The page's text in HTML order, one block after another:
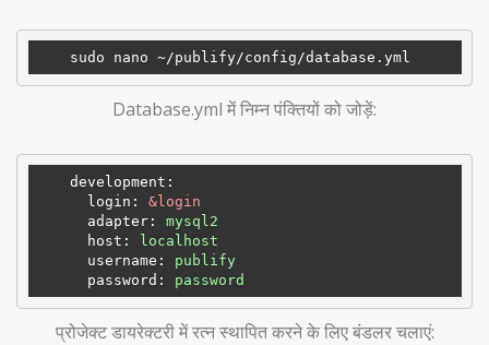
    sudo nano ~
/publify/
Database.yml में निम्न पंक्तियों को जोड़ें:
development:
login:
&login
adapter:
mysql2
host:
localhost
username:
publify
password:
password
प्रोजेक्ट डायरेक्टरी में रत्न स्थापित करने के लिए बंडलर चलाएं: